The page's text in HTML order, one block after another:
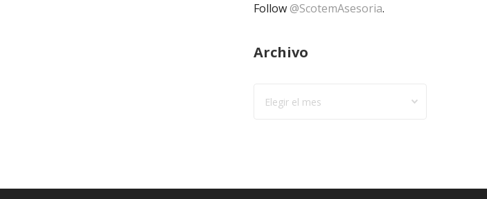
Follow @ScotemAsesoria.
Archivo